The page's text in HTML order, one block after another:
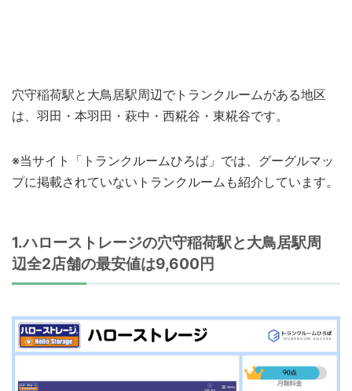
穴守稲荷駅と大鳥居駅周辺でトランクルームがある地区
は、羽田・本羽田・萩中・西糀谷・東糀谷です。
※当サイト「トランクルームひろば」では、グーグルマッ
プに掲載されていないトランクルームも紹介しています。
1.ハローストレージの穴守稲荷駅と大鳥居駅周
辺全2店舗の最安値は9,600円